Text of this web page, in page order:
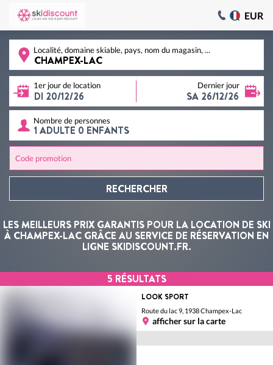
EUR
Localité, domaine skiable, pays, nom du magasin, ...
1er jour de location Dernier jour
Nombre de personnes
Code promotion
RECHERCHER
LES MEILLEURS PRIX GARANTIS POUR LA LOCATION DE SKI
À CHAMPEX-LAC GRÂCE AU SERVICE DE RÉSERVATION EN
LIGNE SKIDISCOUNT.FR.
5 RÉSULTATS
LOOK SPORT
Route du lac 9, 1938 Champex-Lac
afficher sur la carte